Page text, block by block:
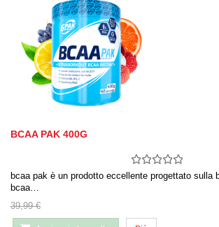
BCAA PAK 400G
bcaa pak è un prodotto eccellente progettato sulla
bcaa…
39,99 €